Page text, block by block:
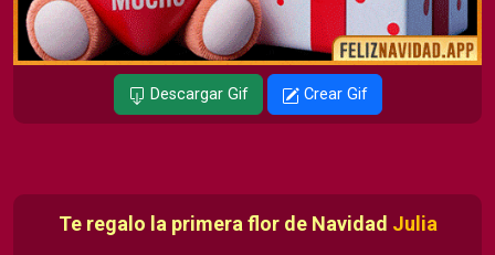
Descargar Gif Crear Gif
Te regalo la primera flor de Navidad Julia